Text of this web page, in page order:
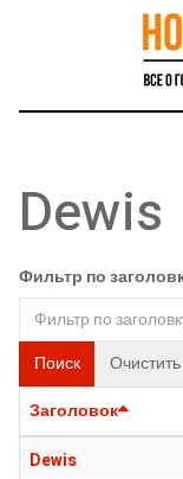
Dewis
Фильтр по
Поиск Очистить
Заголовок
Dewis